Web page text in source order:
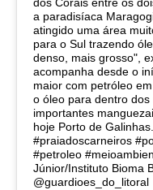
dos Corais entre os
a paradisíaca
atingido uma área
para o Sul trazendo
denso, mais grosso",
acompanha desde o
maior com petróleo
o óleo para dentro
importantes
hoje Porto de
#praiadoscarneiros
#petroleo
Júnior/Instituto Bioma
@guardioes_do_litoral